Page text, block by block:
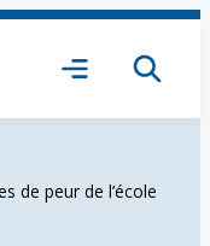
Ouvrir
de peur de l’école